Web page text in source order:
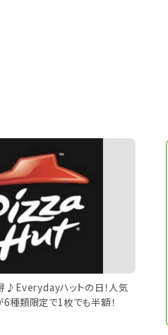
♪Everydayハットの日！人気
6種類限定で1枚でも半額！